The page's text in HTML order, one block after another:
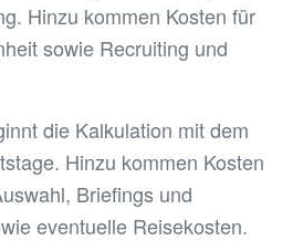
Hinzu kommen Kosten für
sowie Recruiting und
die Kalkulation mit dem
Hinzu kommen Kosten
Briefings und
eventuelle Reisekosten.